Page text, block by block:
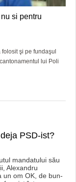
si pentru
şi pe fundaşul
lui Poli
PSD-ist?
mandatului său
Alexandru
un om OK, de bun-